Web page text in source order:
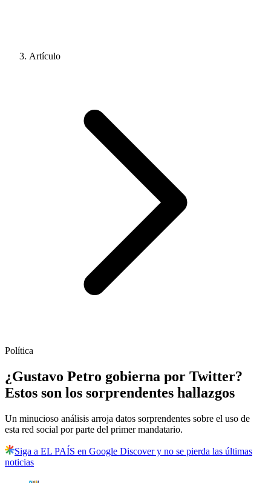
Artículo
Política
¿Gustavo Petro gobierna por Twitter?
Estos son los sorprendentes hallazgos
Un minucioso análisis arroja datos sorprendentes sobre el uso de
esta red social por parte del primer mandatario.
Siga a EL PAÍS en Google Discover y no se pierda las últimas
noticias